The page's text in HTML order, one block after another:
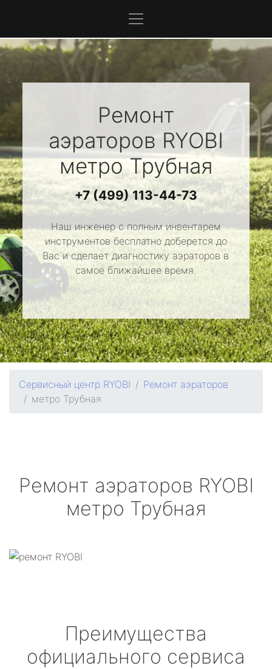
Ремонт
аэраторов RYOBI
метро Трубная
+7 (499) 113-44-73
Наш инженер с полным инвентарем
инструментов бесплатно доберется до
Вас и сделает диагностику аэраторов в
самое ближайшее время.
Сервисный центр RYOBI
Ремонт аэраторов
метро Трубная
Ремонт аэраторов RYOBI
метро Трубная
Преимущества
официального сервиса